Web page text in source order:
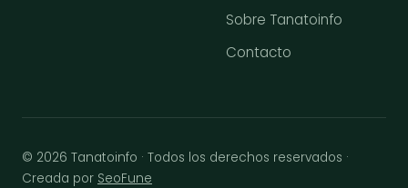
Sobre Tanatoinfo
Contacto
© 2026 Tanatoinfo · Todos los derechos reservados ·
Creada por SeoFune